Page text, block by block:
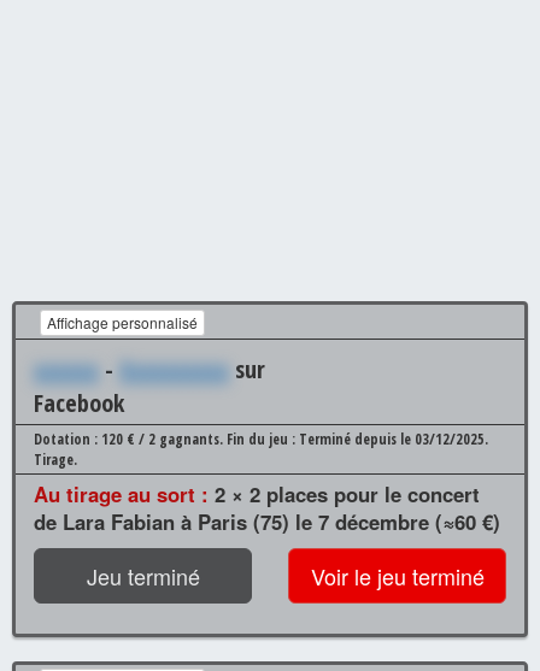
Affichage personnalisé
xxxxxx - Xxxxxxxxxx sur
Facebook
Dotation : 120 € / 2 gagnants. Fin du jeu : Terminé depuis le 03/12/2025.
Tirage.
Au tirage au sort : 2 × 2 places pour le concert
de Lara Fabian à Paris (75) le 7 décembre (≈60 €)
Jeu terminé Voir le jeu terminé